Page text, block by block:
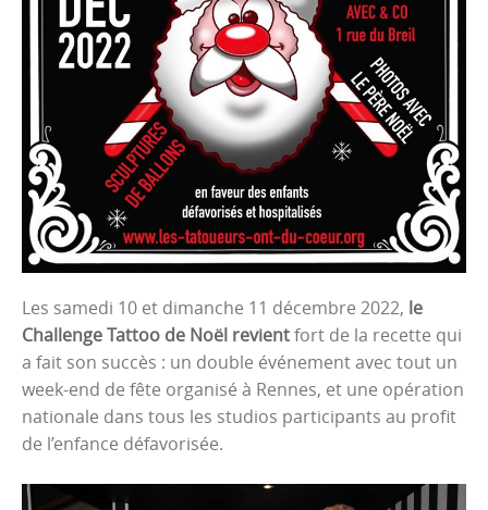
Les samedi 10 et dimanche 11 décembre 2022, le
Challenge Tattoo de Noël revientfort de la recette qui
a fait son succès : un double événement avec tout un
week-end de fête organisé à Rennes, et une opération
nationale dans tous les studios participants au profit
de l’enfance défavorisée.